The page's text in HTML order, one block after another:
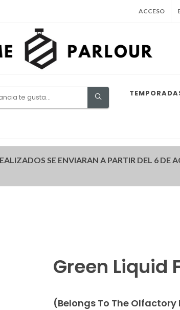
ACCESO
SE ENVIARAN A PARTIR DEL 6 DE
Green Liquid
(Belongs To The Olfactory